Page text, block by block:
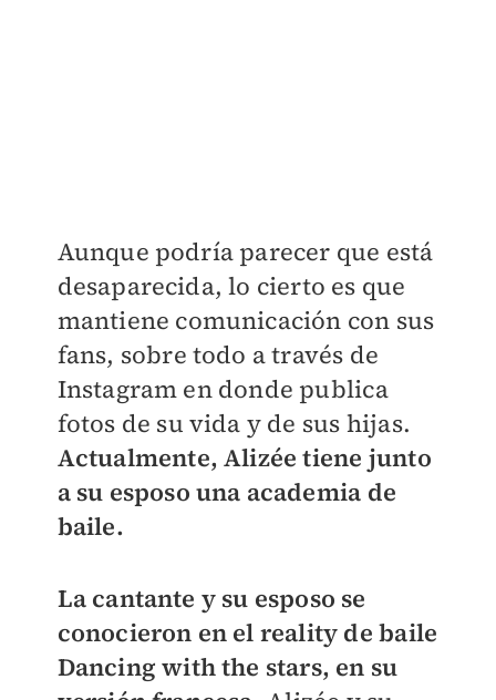
Aunque podría parecer que está
desaparecida, lo cierto es que
mantiene comunicación con sus
fans, sobre todo a través de
Instagram en donde publica
fotos de su vida y de sus hijas.
Actualmente, Alizée tiene junto
a su esposo una academia de
baile.
La cantante y su esposo se
conocieron en el reality de baile
Dancing with the stars, en su